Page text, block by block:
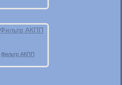
Фильтр АКПП